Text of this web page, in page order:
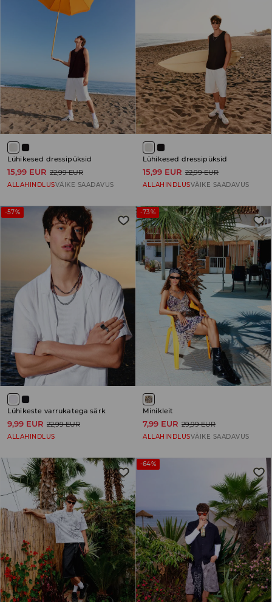
Lühikesed dressipüksid
15,99 EUR 22,99 EUR
ALLAHINDLUSVÄIKE SAADAVUS
Lühikesed dressipüksid
15,99 EUR 22,99 EUR
ALLAHINDLUSVÄIKE SAADAVUS
-57%
Lühikeste varrukatega särk
9,99 EUR 22,99 EUR
ALLAHINDLUS
-73%
Minikleit
7,99 EUR 29,99 EUR
ALLAHINDLUSVÄIKE SAADAVUS
-64%